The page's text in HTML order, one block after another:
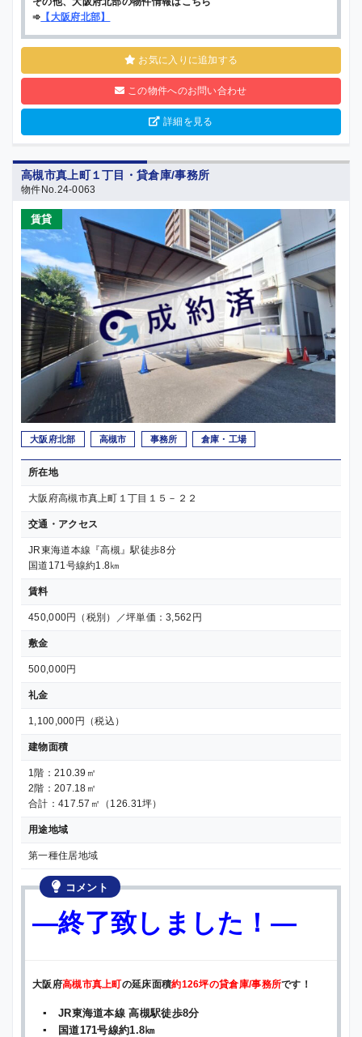
➾ 【大阪府北部】
お気に入りに追加する
この物件へのお問い合わせ
詳細を見る
高槻市真上町１丁目・貸倉庫/事務所
物件No.24-0063
賃貸
大阪府北部 高槻市 事務所 倉庫・工場
所在地
大阪府高槻市真上町１丁目１５－２２
交通・アクセス
JR東海道本線『高槻』駅徒歩8分
国道171号線約1.8㎞
賃料
450,000円（税別）／坪単価：3,562円
敷金
500,000円
礼金
1,100,000円（税込）
建物面積
1階：210.39㎡
2階：207.18㎡
合計：417.57㎡（126.31坪）
用途地域
第一種住居地域
コメント
—終了致しました！—
大阪府高槻市真上町の延床面積約126坪の貸倉庫/事務所です！
▪ JR東海道本線 高槻駅徒歩8分
▪ 国道171号線約1.8㎞